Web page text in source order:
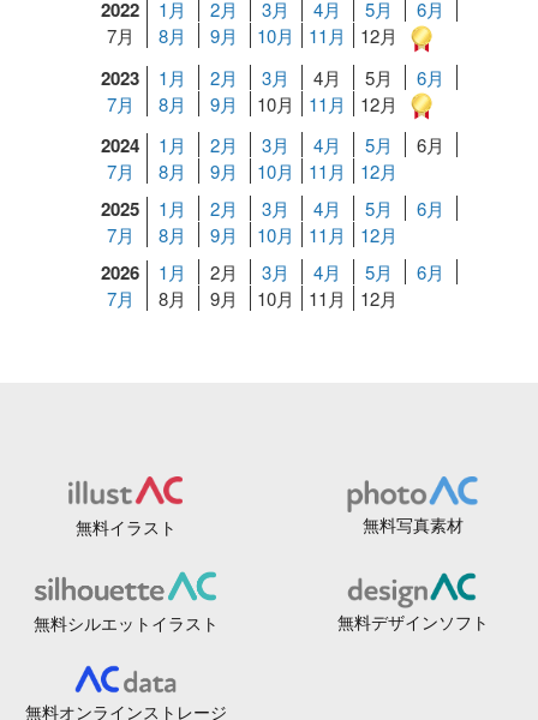
2022 1月 2月 3月 4月 5月
6月
7月
8月 9月 10月 11月 12月
2023 1月 2月 3月 4月 5月
6月
7月
8月 9月 10月 11月 12月
2024 1月 2月 3月 4月 5月
6月
7月
8月 9月 10月 11月 12月
2025 1月 2月 3月 4月 5月
6月
7月
8月 9月 10月 11月 12月
2026 1月 2月 3月 4月 5月
6月
7月
8月 9月 10月 11月 12月
無料イラスト 無料写真素材
無料シルエットイラスト 無料デザインソフト
無料オンラインストレージ